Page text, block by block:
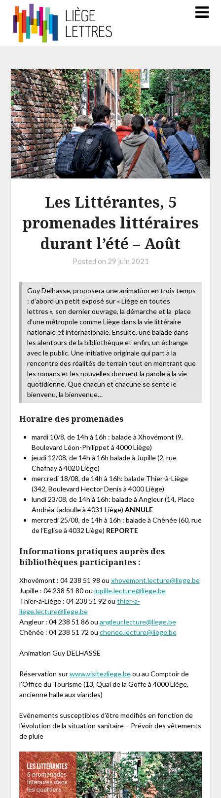
Les Littérantes, 5
promenades littéraires
durant l’été – Août
Posted on 29 juin 2021
Guy Delhasse, proposera une animation en trois temps
: d’abord un petit exposé sur « Liège en toutes
lettres », son dernier ouvrage, la démarche et la place
d’une métropole comme Liège dans la vie littéraire
nationale et internationale. Ensuite, une balade dans
les alentours de la bibliothèque et enfin, un échange
avec le public. Une initiative originale qui part à la
rencontre des réalités de terrain tout en montrant que
les romans et les nouvelles donnent la parole à la vie
quotidienne. Que chacun et chacune se sente le
bienvenu, la bienvenue…
Horaire des promenades
mardi 10/8, de 14h à 16h : balade à Xhovémont (9,
Boulevard Léon-Philippet à 4000 Liège)
jeudi 12/08, de 14h à 16h balade à Jupille (2, rue
Chafnay à 4020 Liège)
mercredi 18/08, de 14h à 16h: balade Thier-à-Liège
(342, Boulevard Hector Denis à 4000 Liège)
lundi 23/08, de 14h à 16h: balade à Angleur (14, Place
Andréa Jadoulle à 4031 Liège) ANNULE
mercredi 25/08, de 14h à 16h : balade à Chênée (60, rue
de l’Eglise à 4032 Liège) REPORTE
Informations pratiques auprès des
bibliothèques participantes :
Xhovémont : 04 238 51 98 ou xhovemont.lecture@liege.be
Jupille : 04 238 51 80 ou jupille.lecture@liege.be
Thier-à-Liège : 04 238 51 92 ou thier-a-
liege.lecture@liege.be
Angleur : 04 238 51 86 ou angleur.lecture@liege.be
Chênée : 04 238 51 72 ou chenee.lecture@liege.be
Animation Guy DELHASSE
Réservation surwww.visitezliege.beou au Comptoir de
l’Office du Tourisme (13, Quai de la Goffe à 4000 Liège,
ancienne halle aux viandes)
Evénements susceptibles d’être modifiés en fonction de
l’évolution de la situation sanitaire – Prévoir des vêtements
de pluie